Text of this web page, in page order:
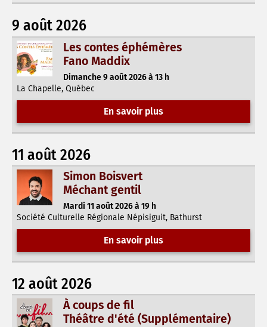
9 août 2026
Les contes éphémères
Fano Maddix
Dimanche 9 août 2026 à 13 h
La Chapelle, Québec
En savoir plus
11 août 2026
Simon Boisvert
Méchant gentil
Mardi 11 août 2026 à 19 h
Société Culturelle Régionale Népisiguit, Bathurst
En savoir plus
12 août 2026
À coups de fil
Théâtre d'été (Supplémentaire)